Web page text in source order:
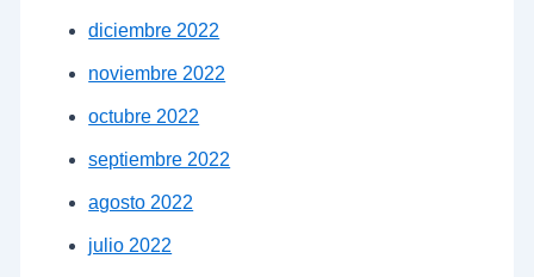
diciembre 2022
noviembre 2022
octubre 2022
septiembre 2022
agosto 2022
julio 2022